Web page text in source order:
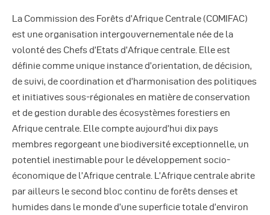
La Commission des Forêts d’Afrique Centrale (COMIFAC)
est une organisation intergouvernementale née de la
volonté des Chefs d’Etats d’Afrique centrale. Elle est
définie comme unique instance d’orientation, de décision,
de suivi, de coordination et d’harmonisation des politiques
et initiatives sous-régionales en matière de conservation
et de gestion durable des écosystèmes forestiers en
Afrique centrale. Elle compte aujourd’hui dix pays
membres regorgeant une biodiversité exceptionnelle, un
potentiel inestimable pour le développement socio-
économique de l’Afrique centrale. L’Afrique centrale abrite
par ailleurs le second bloc continu de forêts denses et
humides dans le monde d’une superficie totale d’environ